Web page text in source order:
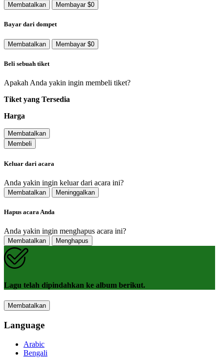
Membatalkan Membayar $0
Bayar dari dompet
Membatalkan Membayar $0
Beli sebuah tiket
Apakah Anda yakin ingin membeli tiket?
Tiket yang Tersedia
Harga
Membatalkan
Membeli
Keluar dari acara
Anda yakin ingin keluar dari acara ini?
Membatalkan Meninggalkan
Hapus acara Anda
Anda yakin ingin menghapus acara ini?
Membatalkan Menghapus
Lagu telah dipindahkan ke album berikut.
Membatalkan
Language
Arabic
Bengali